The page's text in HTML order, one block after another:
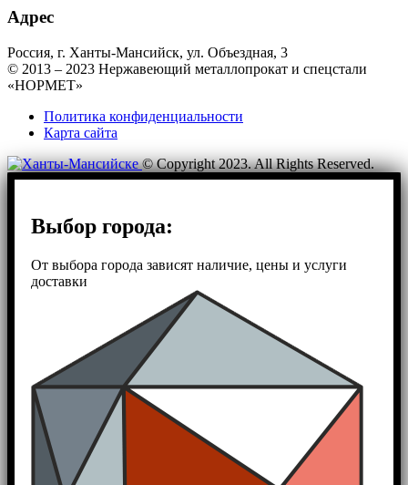
Адрес
Россия, г. Ханты-Мансийск, ул. Объездная, 3
© 2013 – 2023 Нержавеющий металлопрокат и спецстали
«НОРМЕТ»
Политика конфиденциальности
Карта сайта
© Copyright 2023. All Rights Reserved.
Выбор города:
От выбора города зависят наличие, цены и услуги
доставки